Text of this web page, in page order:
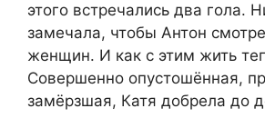
этого встречались два гола.
замечала, чтобы Антон
женщин. И как с этим жить
Совершенно опустошённая,
замёрзшая, Катя добрела до